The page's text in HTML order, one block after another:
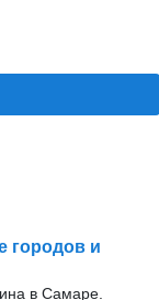
городов и
в Самаре.